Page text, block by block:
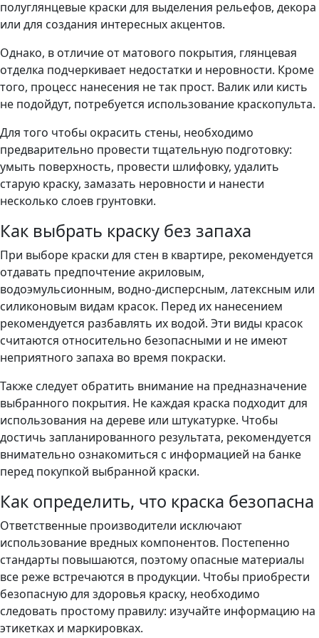
полуглянцевые краски для выделения рельефов, декора
или для создания интересных акцентов.
Однако, в отличие от матового покрытия, глянцевая
отделка подчеркивает недостатки и неровности. Кроме
того, процесс нанесения не так прост. Валик или кисть
не подойдут, потребуется использование краскопульта.
Для того чтобы окрасить стены, необходимо
предварительно провести тщательную подготовку:
умыть поверхность, провести шлифовку, удалить
старую краску, замазать неровности и нанести
несколько слоев грунтовки.
Как выбрать краску без запаха
При выборе краски для стен в квартире, рекомендуется
отдавать предпочтение акриловым,
водоэмульсионным, водно-дисперсным, латексным или
силиконовым видам красок. Перед их нанесением
рекомендуется разбавлять их водой. Эти виды красок
считаются относительно безопасными и не имеют
неприятного запаха во время покраски.
Также следует обратить внимание на предназначение
выбранного покрытия. Не каждая краска подходит для
использования на дереве или штукатурке. Чтобы
достичь запланированного результата, рекомендуется
внимательно ознакомиться с информацией на банке
перед покупкой выбранной краски.
Как определить, что краска безопасна
Ответственные производители исключают
использование вредных компонентов. Постепенно
стандарты повышаются, поэтому опасные материалы
все реже встречаются в продукции. Чтобы приобрести
безопасную для здоровья краску, необходимо
следовать простому правилу: изучайте информацию на
этикетках и маркировках.